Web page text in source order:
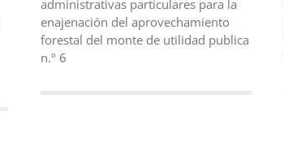
administrativas particulares para la
enajenación del aprovechamiento
forestal del monte de utilidad publica
n.º 6